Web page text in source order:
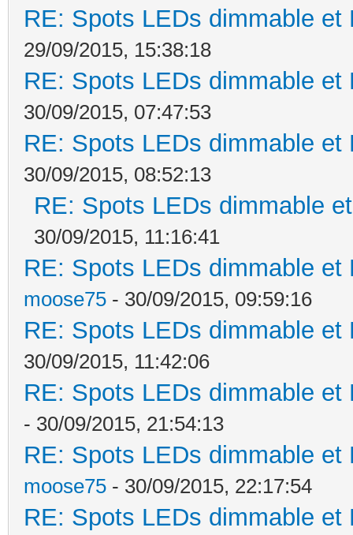
RE: Spots LEDs dimmable
29/09/2015, 15:38:18
RE: Spots LEDs dimmable
30/09/2015, 07:47:53
RE: Spots LEDs dimmable
30/09/2015, 08:52:13
RE: Spots LEDs dimmable
30/09/2015, 11:16:41
RE: Spots LEDs dimmable
moose75 - 30/09/2015, 09:59:16
RE: Spots LEDs dimmable
30/09/2015, 11:42:06
RE: Spots LEDs dimmable
- 30/09/2015, 21:54:13
RE: Spots LEDs dimmable
moose75 - 30/09/2015, 22:17:54
RE: Spots LEDs dimmable